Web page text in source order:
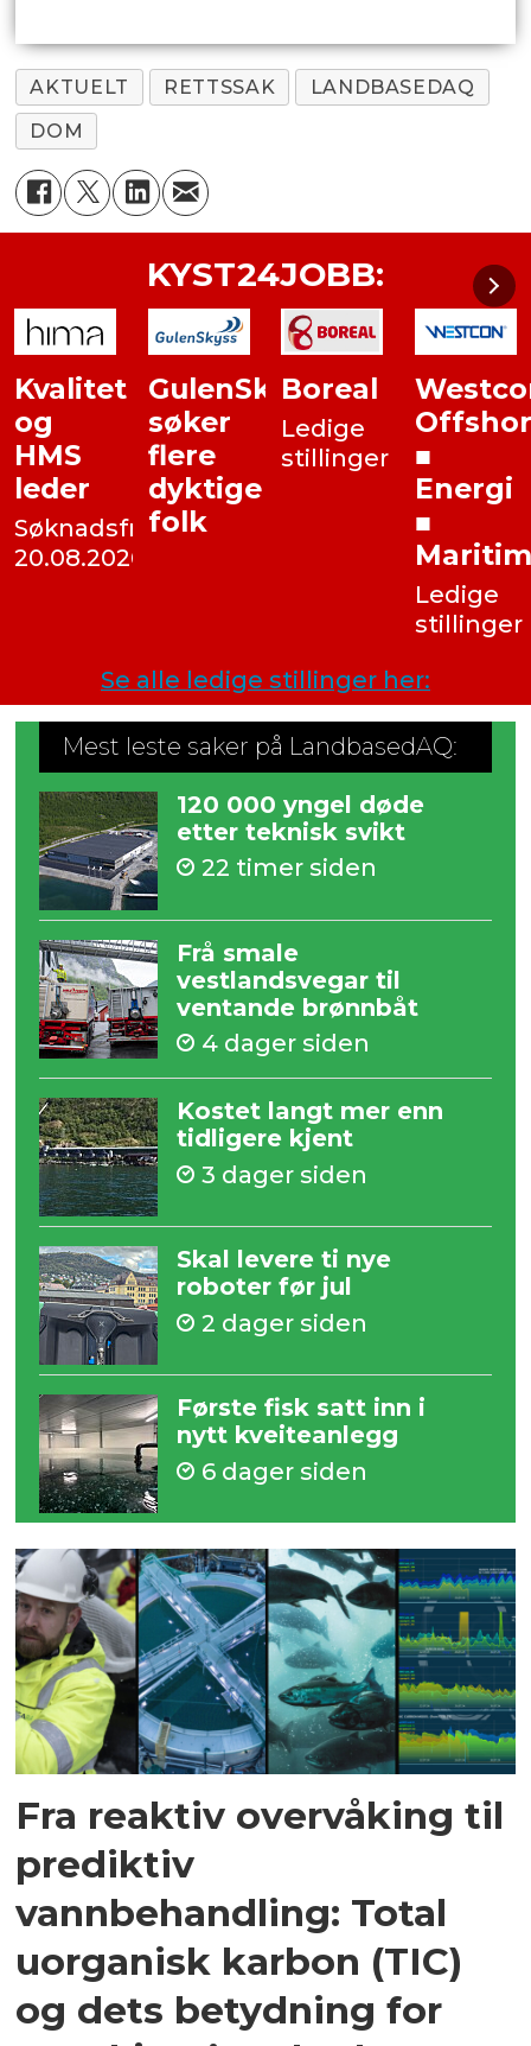
AKTUELT RETTSSAK
LANDBASEDAQ
DOM
KYST24JOBB:
Kvalitet
og
HMS
leder
Søknadsfrist:
20.08.2026
GulenSkyss
søker
flere
dyktige
folk
Boreal
Ledige
stillinger
■
Energi
■
Maritim
Ledige
stillinger
Se alle ledige stillinger her:
Mest leste saker på LandbasedAQ:
120 000 yngel døde
etter teknisk svikt
22 timer siden
Frå smale
vestlandsvegar til
ventande brønnbåt
4 dager siden
Kostet langt mer enn
tidligere kjent
3 dager siden
Skal levere ti nye
roboter før jul
2 dager siden
Første fisk satt inn i
nytt kveiteanlegg
6 dager siden
Fra reaktiv overvåking til
prediktiv
vannbehandling: Total
uorganisk karbon (TIC)
og dets betydning for